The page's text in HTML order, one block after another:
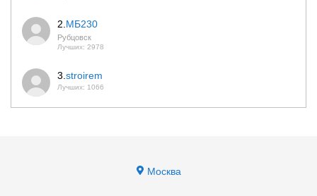
2. МБ230
Рубцовск
Лучших: 2978
3. stroirem
Лучших: 1066
Москва